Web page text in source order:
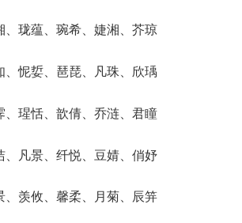
、珑蕴、琬希、婕湘、芥琼
、怩娎、琶琵、凡珠、欣瑀
、瑆恬、歆倩、乔涟、君瞳
、凡景、纤悦、豆婧、俏妤
、羡攸、馨柔、月菊、辰笄